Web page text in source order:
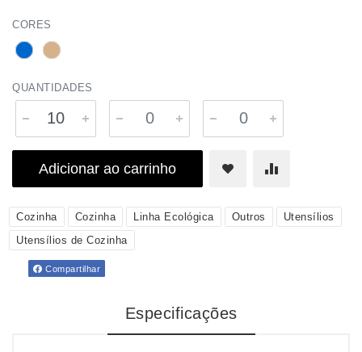
CORES
QUANTIDADES
Adicionar ao carrinho
Cozinha Cozinha Linha Ecológica Outros
Utensílios
Utensílios de Cozinha
Compartilhar
Especificações